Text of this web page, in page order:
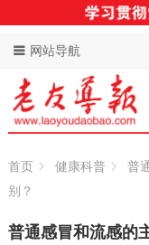
网站导航
首页 健康科普
普
别？
普通感冒和流感的